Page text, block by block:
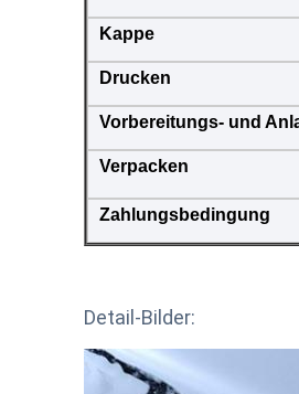
Kappe
Drucken
Vorbereitungs- und
Verpacken
Zahlungsbedingung
Detail-Bilder: